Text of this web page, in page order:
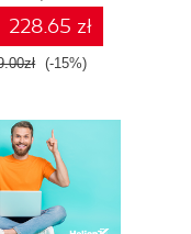
228.65 zł
(-15%)